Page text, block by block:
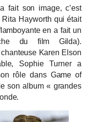
fait son image, c’est
Hayworth qui était
en a fait un
du film Gilda).
Karen Elson
Sophie Turner a
rôle dans Game of
son album « grandes